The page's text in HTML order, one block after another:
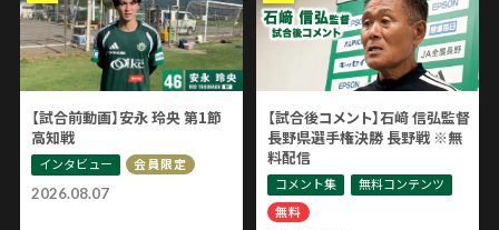
2026.08.07
【試合前動画】安永 玲央 第1節
高知戦
インタビュー 会員限定
【試合後コメント】石﨑 信弘監督
長野県選手権決勝 長野戦 ※無
料配信
コメント集
無料コンテンツ
無料